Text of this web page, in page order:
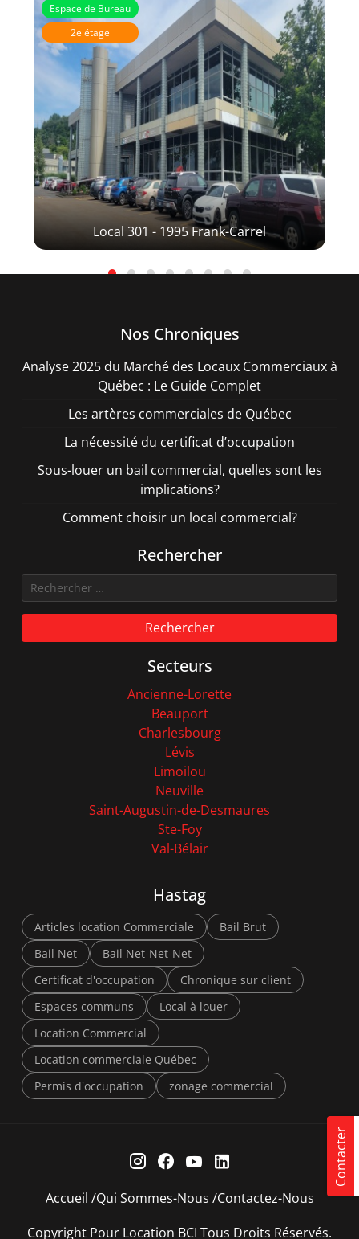
Local 301 - 1995 Frank-Carrel
Espace de Bureau
2e étage
Contacter
Nos Chroniques
Analyse 2025 du Marché des Locaux Commerciaux à
Québec : Le Guide Complet
Les artères commerciales de Québec
La nécessité du certificat d’occupation
Sous-louer un bail commercial, quelles sont les
implications?
Comment choisir un local commercial?
Rechercher
Rechercher
Secteurs
Ancienne-Lorette
Beauport
Charlesbourg
Lévis
Limoilou
Neuville
Saint-Augustin-de-Desmaures
Ste-Foy
Val-Bélair
Hastag
Articles location Commerciale
Bail Brut
Bail Net
Bail Net-Net-Net
Certificat d'occupation
Chronique sur client
Espaces communs
Local à louer
Location Commercial
Location commerciale Québec
Permis d'occupation
zonage commercial
Accueil Qui Sommes-Nous Contactez-Nous
Copyright Pour Location BCI Tous Droits Réservés.